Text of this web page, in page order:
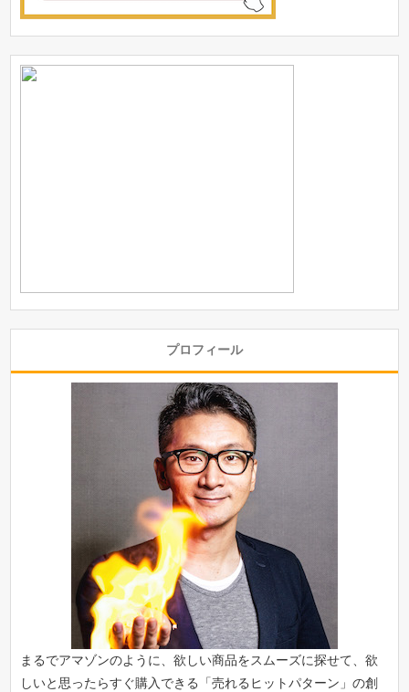
プロフィール
まるでアマゾンのように、欲しい商品をスムーズに探せて、欲
しいと思ったらすぐ購入できる「売れるヒットパターン 」の創